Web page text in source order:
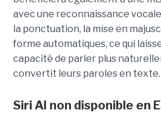
avec une reconnaissance
la ponctuation, la mise en
forme automatiques, ce qui
capacité de parler plus
convertit leurs paroles en texte.
Siri AI non disponible en